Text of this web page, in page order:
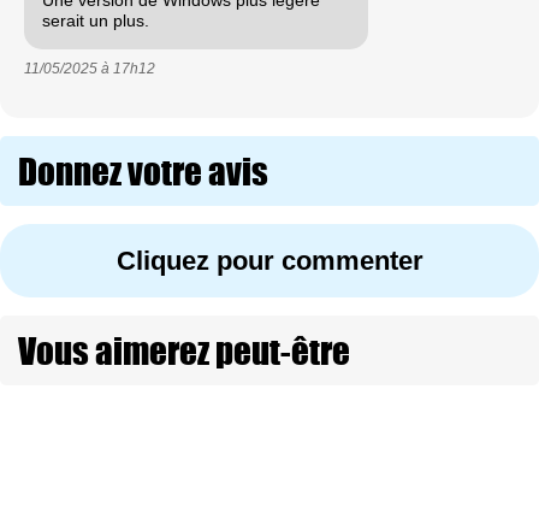
serait un plus.
11/05/2025 à 17h12
Donnez votre avis
Cliquez pour commenter
Vous aimerez peut-être